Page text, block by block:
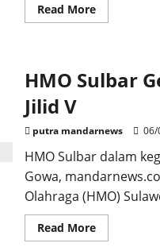
Read MoreRead
more
Gelar
Ujian
HMO Sulbar
Jilid V
putra mandarnews 06/
HMO Sulbar dalam
Gowa,
Olahraga (HMO)
Read MoreRead
more